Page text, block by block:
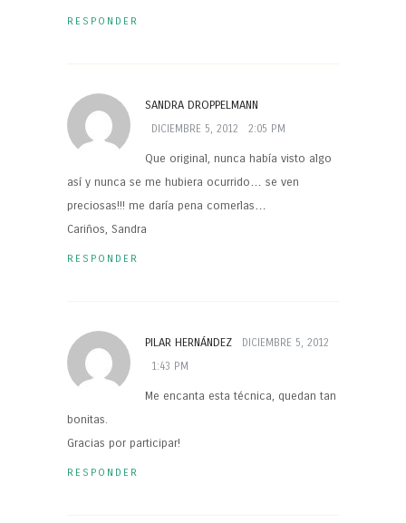
RESPONDER
SANDRA DROPPELMANN
DICIEMBRE 5, 2012 2:05 PM
Que original, nunca había visto algo
así y nunca se me hubiera ocurrido… se ven
preciosas!!! me daría pena comerlas…
Cariños, Sandra
RESPONDER
PILAR HERNÁNDEZ
DICIEMBRE 5, 2012
1:43 PM
Me encanta esta técnica, quedan tan
bonitas.
Gracias por participar!
RESPONDER